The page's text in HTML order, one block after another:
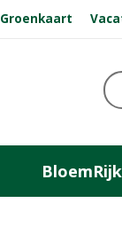
Groenkaart
BloemRijk